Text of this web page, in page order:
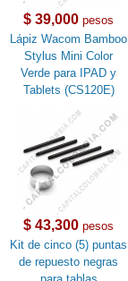
$ 39,000 pesos
Lápiz Wacom Bamboo
Stylus Mini Color
Verde para IPAD y
Tablets (CS120E)
$ 43,300 pesos
Kit de cinco (5) puntas
de repuesto negras